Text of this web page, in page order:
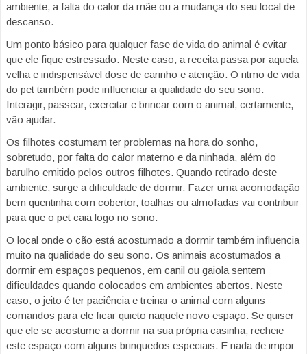
ambiente, a falta do calor da mãe ou a mudança do seu local de
descanso.
Um ponto básico para qualquer fase de vida do animal é evitar
que ele fique estressado. Neste caso, a receita passa por aquela
velha e indispensável dose de carinho e atenção. O ritmo de vida
do pet também pode influenciar a qualidade do seu sono.
Interagir, passear, exercitar e brincar com o animal, certamente,
vão ajudar.
Os filhotes costumam ter problemas na hora do sonho,
sobretudo, por falta do calor materno e da ninhada, além do
barulho emitido pelos outros filhotes. Quando retirado deste
ambiente, surge a dificuldade de dormir. Fazer uma acomodação
bem quentinha com cobertor, toalhas ou almofadas vai contribuir
para que o pet caia logo no sono.
O local onde o cão está acostumado a dormir também influencia
muito na qualidade do seu sono. Os animais acostumados a
dormir em espaços pequenos, em canil ou gaiola sentem
dificuldades quando colocados em ambientes abertos. Neste
caso, o jeito é ter paciência e treinar o animal com alguns
comandos para ele ficar quieto naquele novo espaço. Se quiser
que ele se acostume a dormir na sua própria casinha, recheie
este espaço com alguns brinquedos especiais. E nada de impor